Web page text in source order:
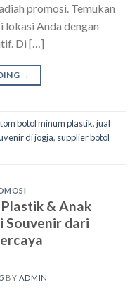
promosi. Temukan
Anda dengan
Di […]
→
botol minum plastik,jual
di jogja, supplier botol
& Anak
Souvenir dari
BY ADMIN